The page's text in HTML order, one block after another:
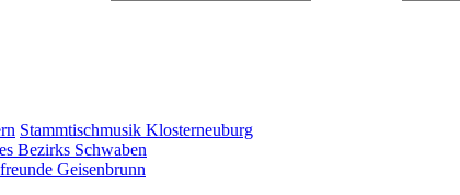
Stammtischmusik Klosterneuburg
Bezirks Schwaben
Geisenbrunn